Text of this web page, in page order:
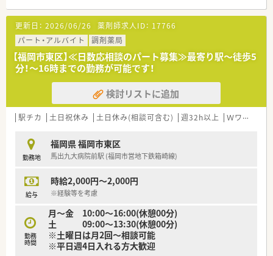
<こんな店舗です>
■千早駅から徒歩すぐに立地する、メディカルビル内の薬局で
す。
■皮膚科を主に応需し、ビル内の心療内科他、駅チカなので広域
の処方箋から在宅まで対応しております。
■外観、内装も綺麗な薬局で、患者様だけではなく社員も働きや
すい環境です。
＜働きやすい環境＞
■定着率が高く、勤続10年以上の社員が多い会社です。
■子育てと両立しながら働いている方も多く、ご家庭との両立に
■ライフスタイルの変化に応じて働き方を変えることができま
す。
更新日： 2026/06/26 薬剤師求人ID： 17766
パート・アルバイト
調剤薬局
【福岡市東区】≪日数応相談のパート募集≫最寄り駅～徒歩5
分！～16時までの勤務が可能です！
検討リストに追加
駅チカ 土日祝休み 土日休み(相談可含む) 週32h以上 Ｗワーク可
勤務地
福岡県 福岡市東区
馬出九大病院前駅 (福岡市営地下鉄箱崎線)
給与
時給2,000円～2,000円
※経験等を考慮
勤務
時間
月～金 10:00～16:00(休憩00分)
土 09:00～13:30(休憩00分)
※土曜日は月2回～相談可能
※平日週4日入れる方大歓迎